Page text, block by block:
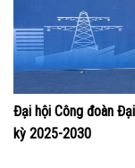
Đại hội Công đoàn
kỳ 2025-2030